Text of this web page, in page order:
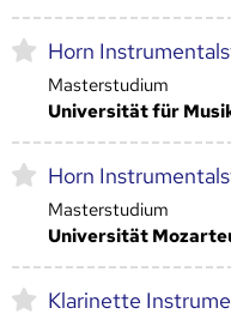
Horn
Masterstudium
Universität für
Horn
Masterstudium
Universität
Klarinette